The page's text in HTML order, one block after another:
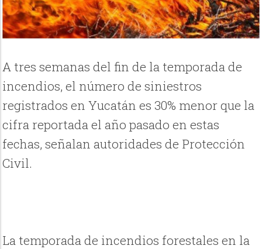
A tres semanas del fin de la temporada de
incendios, el número de siniestros
registrados en Yucatán es 30% menor que la
cifra reportada el año pasado en estas
fechas, señalan autoridades de Protección
Civil.
La temporada de incendios forestales en la